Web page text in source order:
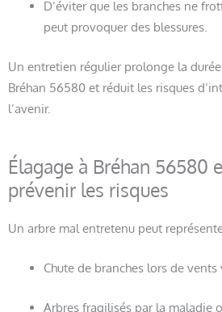
D’éviter que les branches ne
peut provoquer des blessures.
Un entretien régulier prolonge la durée
Bréhan 56580 et réduit les risques
l’avenir.
Élagage à Bréhan 56580
prévenir les risques
Un arbre mal entretenu peut
Chute de branches lors de
Arbres fragilisés par la maladie